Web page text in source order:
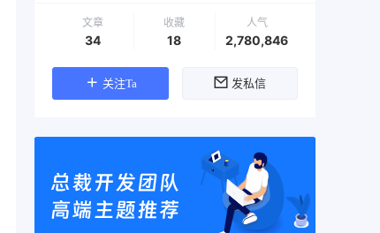
文章
34
收藏
18
人气
2,780,846
关注Ta 发私信